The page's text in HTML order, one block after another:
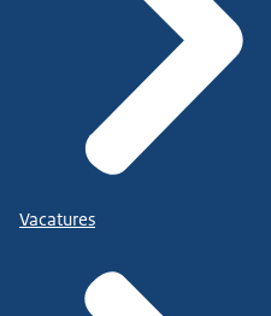
Vacatures